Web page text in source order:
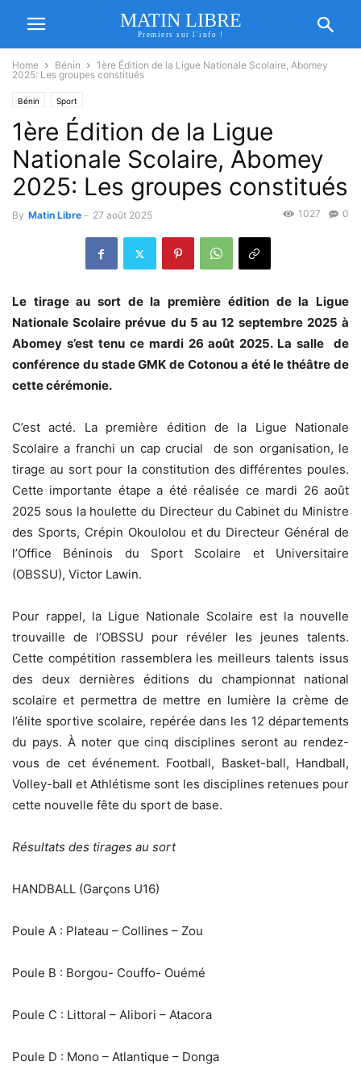
MATIN LIBRE
Premiers sur l'info !
Home Bénin
1ère Édition de la Ligue Nationale Scolaire, Abomey
2025: Les groupes constitués
Bénin Sport
1ère Édition de la Ligue
Nationale Scolaire, Abomey
2025: Les groupes constitués
By Matin Libre - 27 août 2025 0
1027
Le tirage au sort de la première édition de la Ligue
Nationale Scolaire prévue du 5 au 12 septembre 2025 à
Abomey s’est tenu ce mardi 26 août 2025. La salle de
conférence du stade GMK de Cotonou a été le théâtre de
cette cérémonie.
C’est acté. La première édition de la Ligue Nationale
Scolaire a franchi un cap crucial de son organisation, le
tirage au sort pour la constitution des différentes poules.
Cette importante étape a été réalisée ce mardi 26 août
2025 sous la houlette du Directeur du Cabinet du Ministre
des Sports, Crépin Okoulolou et du Directeur Général de
l’Office Béninois du Sport Scolaire et Universitaire
(OBSSU), Victor Lawin.
‎Pour rappel, la Ligue Nationale Scolaire est la nouvelle
trouvaille de l’OBSSU pour révéler les jeunes talents.
Cette compétition rassemblera les meilleurs talents issus
des deux dernières éditions du championnat national
scolaire et permettra de mettre en lumière la crème de
l’élite sportive scolaire, repérée dans les 12 départements
du pays. À noter que cinq disciplines seront au rendez-
vous de cet événement. Football, Basket-ball, Handball,
Volley-ball et Athlétisme sont les disciplines retenues pour
cette nouvelle fête du sport de base.
Résultats des tirages au sort
HANDBALL (Garçons U16)
Poule A : Plateau – Collines – Zou
Poule B : Borgou- Couffo- Ouémé
Poule C : Littoral – Alibori – Atacora
Poule D : Mono – Atlantique – Donga